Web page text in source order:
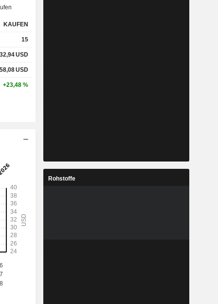
112,18 %
20,02 %
KAUFEN
15
USD
USD
+23,48 %
Rohstoffe